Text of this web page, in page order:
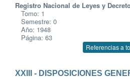
Registro Nacional de Leyes y
Tomo: 1
Semestre: 0
Año: 1948
Página: 63
Referencias a
XXIII - DISPOSICIONES